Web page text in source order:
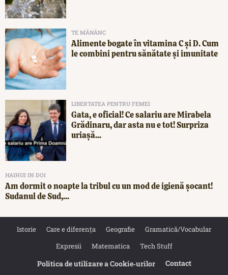
TE MĂNÂNC
Alimente bogate în vitamina C și D. Cum
le combini pentru sănătate și imunitate
LIBERTATEA PENTRU FEMEI
Gata, e oficial! Ce salariu are Mirabela
Grădinaru, dar asta nu e tot! Surpriza
uriașă...
HAIHUI IN DOI
Am dormit o noapte la tribul cu un mod de igienă șocant!
Sudanul de Sud,...
Istorie Care e diferența Geografie
Gramatică/Vocabular
Expresii
Matematica Tech Stuff
Politica de utilizare a Cookie‐urilor Contact